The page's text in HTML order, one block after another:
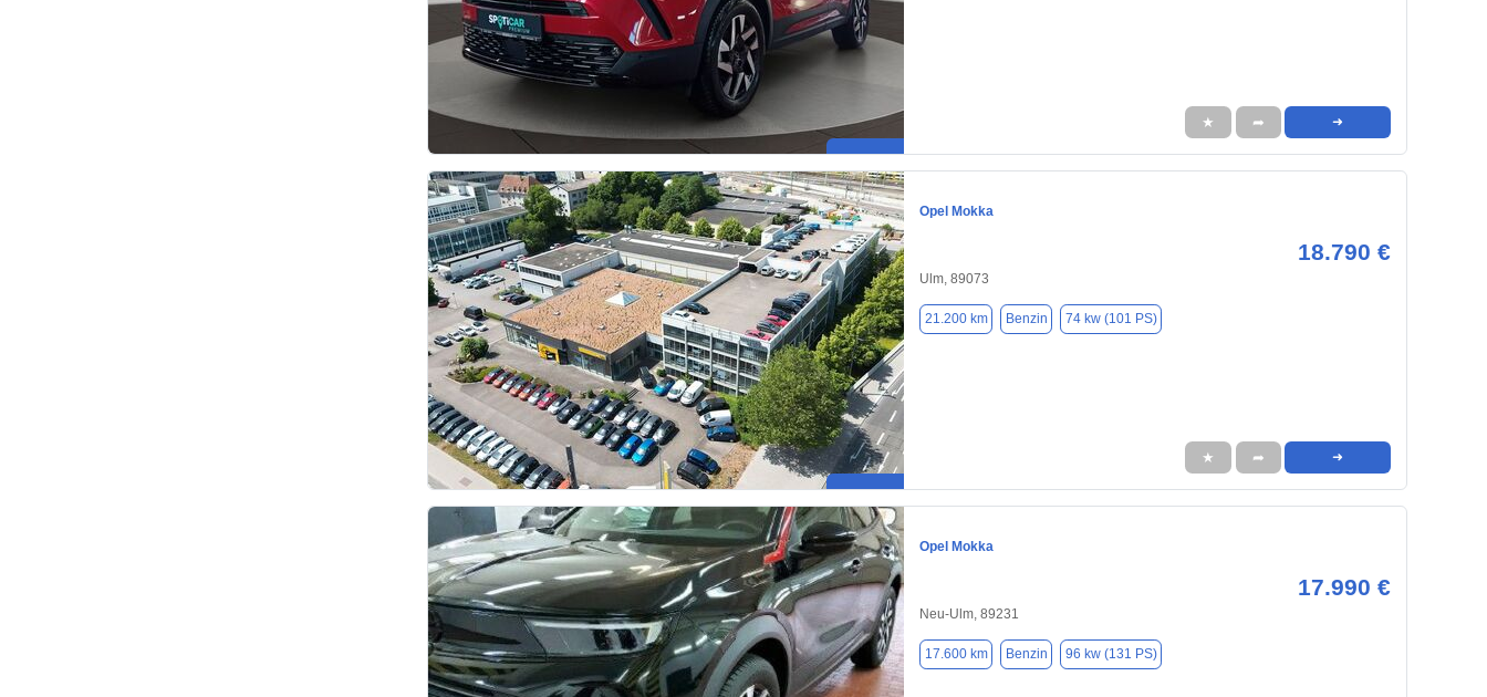
★ ➦ ➜
Opel Mokka
18.790 €
Ulm, 89073
21.200 km Benzin 74 kw (101 PS)
★ ➦ ➜
Opel Mokka
17.990 €
Neu-Ulm, 89231
17.600 km Benzin 96 kw (131 PS)